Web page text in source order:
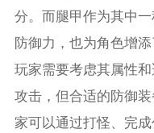
分。而腿甲作为其中
防御力，也为角色增
玩家需要考虑其属性
攻击，但合适的防御
家可以通过打怪、完